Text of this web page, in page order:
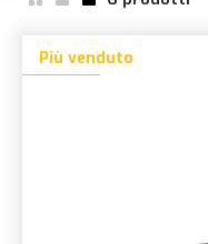
Più venduto